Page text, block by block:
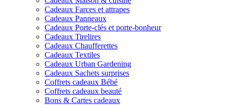
Cadeaux Farces et attrapes
Cadeaux Panneaux
Cadeaux Porte-clés et porte-bonheur
Cadeaux Tirelires
Cadeaux Chaufferettes
Cadeaux Textiles
Cadeaux Urban Gardening
Cadeaux Sachets surprises
Coffrets cadeaux Bébé
Coffrets cadeaux beauté
Bons & Cartes cadeaux